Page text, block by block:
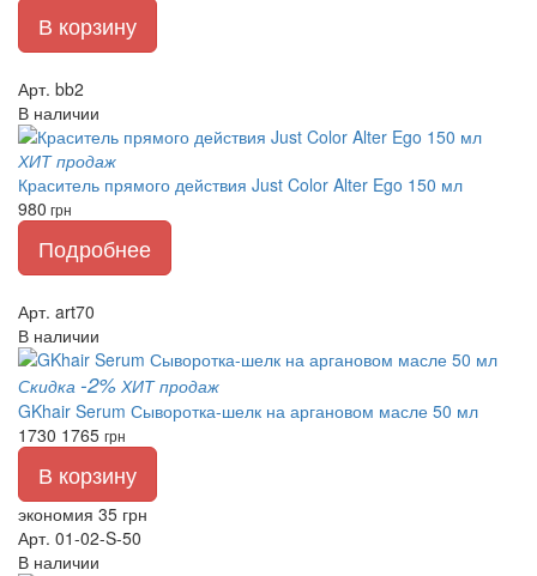
В корзину
Арт. bb2
В наличии
ХИТ продаж
Краситель прямого действия Just Color Alter Ego 150 мл
980 грн
Подробнее
Арт. art70
В наличии
Скидка -2% ХИТ продаж
GKhair Serum Сыворотка-шелк на аргановом масле 50 мл
1730 1765 грн
В корзину
экономия 35 грн
Арт. 01-02-S-50
В наличии